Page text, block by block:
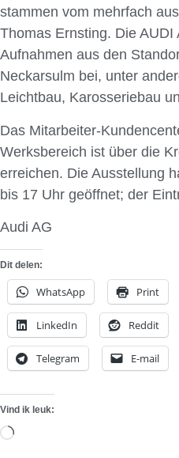
stammen vom mehrfach
Thomas Ernsting. Die AUDI
Aufnahmen aus den
Neckarsulm bei, unter
Leichtbau, Karosseriebau
Das Mitarbeiter-
Werksbereich ist über die
erreichen. Die Ausstellung
bis 17 Uhr geöffnet; der
Audi AG
Dit delen:
WhatsApp Print
LinkedIn Reddit
Telegram E-mail
Vind ik leuk:
Aan